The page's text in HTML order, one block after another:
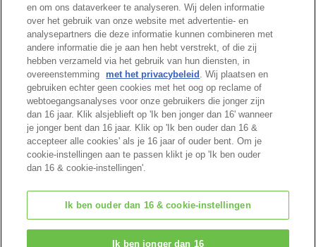
Cataloguspagina
Begin van pagina
© EPOCH
en om ons dataverkeer te analyseren. Wij delen informatie
over het gebruik van onze website met advertentie- en
analysepartners die deze informatie kunnen combineren met
andere informatie die je aan hen hebt verstrekt, of die zij
hebben verzameld via het gebruik van hun diensten, in
overeenstemming
met het privacybeleid . Wij plaatsen en
gebruiken echter geen cookies met het oog op reclame of
webtoegangsanalyses voor onze gebruikers die jonger zijn
dan 16 jaar. Klik alsjeblieft op 'Ik ben jonger dan 16' wanneer
je jonger bent dan 16 jaar. Klik op 'Ik ben ouder dan 16 &
accepteer alle cookies' als je 16 jaar of ouder bent. Om je
cookie-instellingen aan te passen klikt je op 'Ik ben ouder
dan 16 & cookie-instellingen'.
Ik ben ouder dan 16 & cookie-instellingen
Ik ben jonger dan 16